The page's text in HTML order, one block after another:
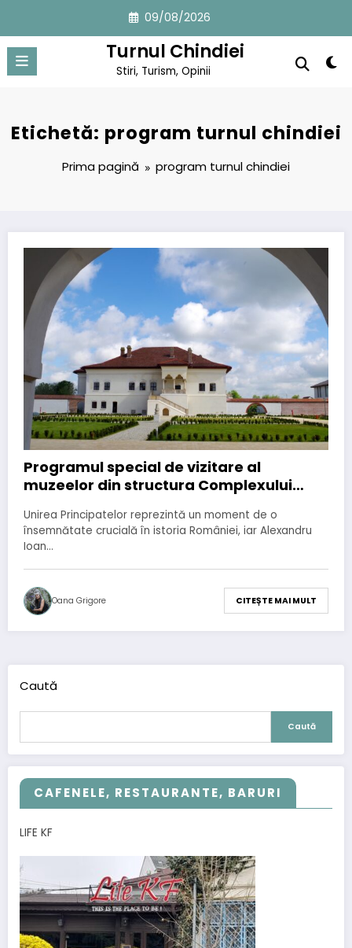
conținut
09/08/2026
Turnul Chindiei
Stiri, Turism, Opinii
Etichetă: program turnul chindiei
Prima pagină program turnul chindiei
Programul special de vizitare al
muzeelor din structura Complexului
Târgovişte în perioada 24-26 ianuarie
2025
Unirea Principatelor reprezintă un moment de o
însemnătate crucială în istoria României, iar Alexandru
Ioan…
Oana Grigore CITEȘTE MAI MULT
Caută
Caută
CAFENELE, RESTAURANTE, BARURI
LIFE KF